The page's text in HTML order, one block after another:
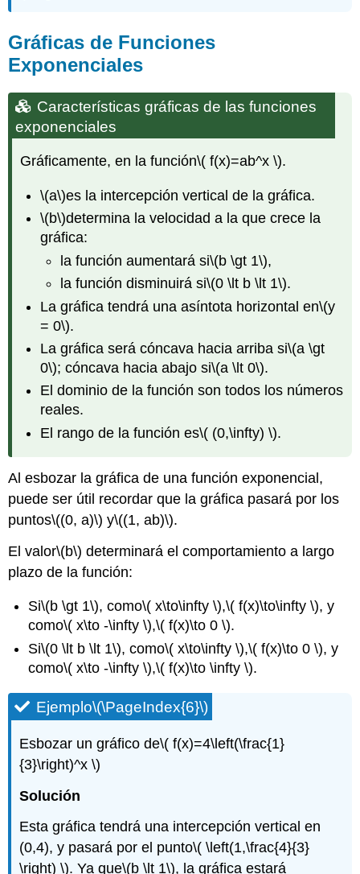
Gráficas de Funciones
Exponenciales
Características gráficas de las funciones
exponenciales
Gráficamente, en la función\( f(x)=ab^x \).
\(a\)es la intercepción vertical de la gráfica.
\(b\)determina la velocidad a la que crece la
gráfica:
la función aumentará si\(b \gt 1\),
la función disminuirá si\(0 \lt b \lt 1\).
La gráfica tendrá una asíntota horizontal en\(y
= 0\).
La gráfica será cóncava hacia arriba si\(a \gt
0\); cóncava hacia abajo si\(a \lt 0\).
El dominio de la función son todos los números
reales.
El rango de la función es\( (0,\infty) \).
Al esbozar la gráfica de una función exponencial,
puede ser útil recordar que la gráfica pasará por los
puntos\((0, a)\) y\((1, ab)\).
El valor\(b\) determinará el comportamiento a largo
plazo de la función:
Si\(b \gt 1\), como\( x\to\infty \),\( f(x)\to\infty \), y
como\( x\to -\infty \),\( f(x)\to 0 \).
Si\(0 \lt b \lt 1\), como\( x\to\infty \),\( f(x)\to 0 \), y
como\( x\to -\infty \),\( f(x)\to \infty \).
Ejemplo\(\PageIndex{6}\)
Esbozar un gráfico de\( f(x)=4\left(\frac{1}
{3}\right)^x \)
Solución
Esta gráfica tendrá una intercepción vertical en
(0,4), y pasará por el punto\( \left(1,\frac{4}{3}
\right) \). Ya que\(b \lt 1\), la gráfica estará